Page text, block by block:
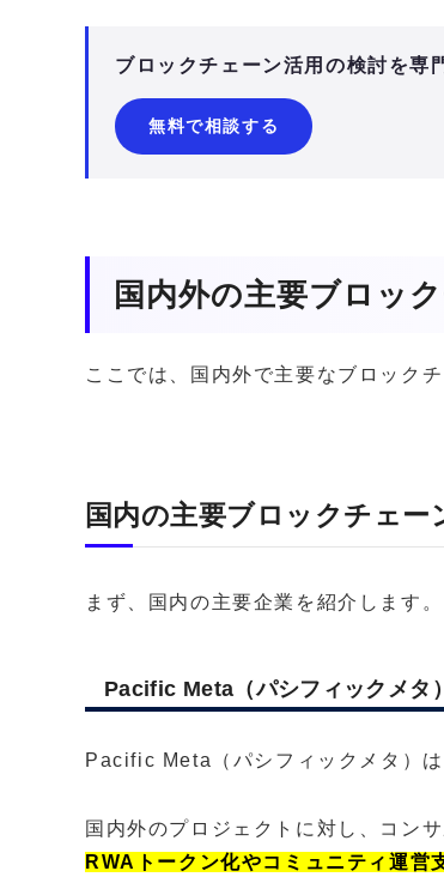
ブロックチェーン活用の検討を専
無料で相談する
国内外の主要ブロッ
ここでは、国内外で主要なブロック
国内の主要ブロックチェー
まず、国内の主要企業を紹介します。
Pacific Meta（パシフィックメタ）
Pacific Meta（パシフィックメタ）
国内外のプロジェクトに対し、コン
RWAトークン化やコミュニティ運